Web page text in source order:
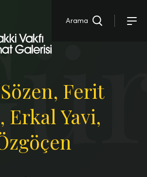
Arama
Ferit
Erkal Yavi,
DearFlip: Loading PDF
81% ...